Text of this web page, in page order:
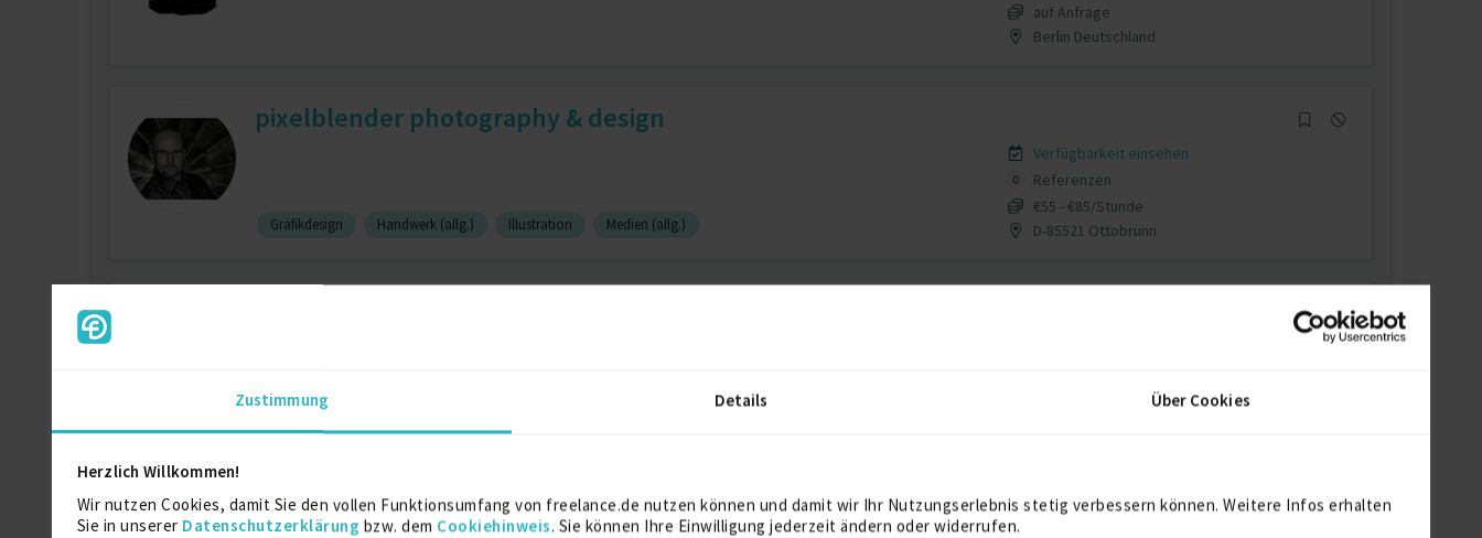
Zustimmung Details Über Cookies
Herzlich Willkommen!
Wir nutzen Cookies, damit Sie den vollen Funktionsumfang von freelance.de nutzen können und damit wir Ihr Nutzungserlebnis stetig verbessern können. Weitere Infos erhalten
Sie in unserer Datenschutzerklärung bzw. dem Cookiehinweis. Sie können Ihre Einwilligung jederzeit ändern oder widerrufen.
auf Anfrage
Berlin Deutschland
pixelblender photography & design
Grafikdesign Handwerk (allg.) Illustration Medien (allg.)
Verfügbarkeit einsehen
0
Referenzen
€55 - €85/Stunde
D-85521 Ottobrunn
Director of Photography, Cutter & Produktionsas...